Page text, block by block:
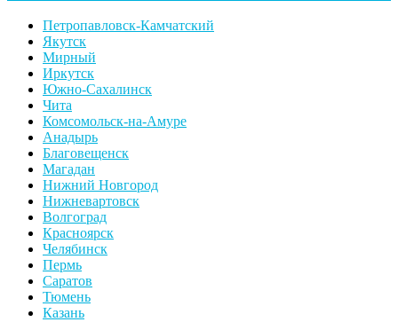
Петропавловск-Камчатский
Якутск
Мирный
Иркутск
Южно-Сахалинск
Чита
Комсомольск-на-Амуре
Анадырь
Благовещенск
Магадан
Нижний Новгород
Нижневартовск
Волгоград
Красноярск
Челябинск
Пермь
Саратов
Тюмень
Казань